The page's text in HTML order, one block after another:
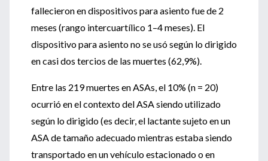
fallecieron en dispositivos para asiento fue de 2
meses (rango intercuartílico 1–4 meses). El
dispositivo para asiento no se usó según lo dirigido
en casi dos tercios de las muertes (62,9%).
Entre las 219 muertes en ASAs, el 10% (n = 20)
ocurrió en el contexto del ASA siendo utilizado
según lo dirigido (es decir, el lactante sujeto en un
ASA de tamaño adecuado mientras estaba siendo
transportado en un vehículo estacionado o en